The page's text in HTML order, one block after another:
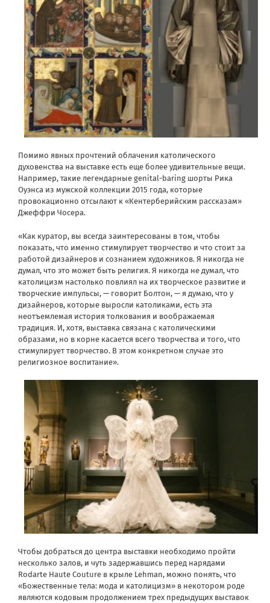
Помимо явных прочтений облачения католического
духовенства на выставке есть еще более удивительные вещи.
Например, такие легендарные genital-baring шорты Рика
Оуэнса из мужской коллекции 2015 года, которые
провокационно отсылают к «Кентерберийским рассказам»
Джеффри Чосера.
«Как куратор, вы всегда заинтересованы в том, чтобы
показать, что именно стимулирует творчество и что стоит за
работой дизайнеров и сознанием художников. Я никогда не
думал, что это может быть религия. Я никогда не думал, что
католицизм настолько повлиял на их творческое развитие и
творческие импульсы, — говорит Болтон, — я думаю, что у
дизайнеров, которые выросли католиками, есть эта
неотъемлемая история толкования и воображаемая
традиция. И, хотя, выставка связана с католическими
образами, но в корне касается всего творчества и того, что
стимулирует творчество. В этом конкретном случае это
религиозное воспитание».
Чтобы добраться до центра выставки необходимо пройти
несколько залов, и чуть задержавшись перед нарядами
Rodarte Haute Couture в крыле Lehman, можно понять, что
«Божественные тела: мода и католицизм» в некотором роде
являются кодовым продолжением трех предыдущих выставок